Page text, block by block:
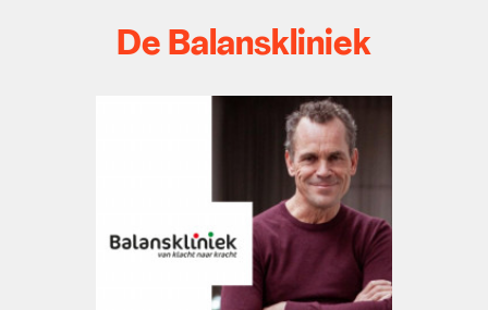
De Balanskliniek